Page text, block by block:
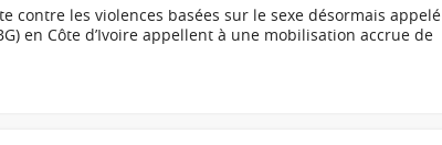
contre les violences basées sur le sexe désormais appelé
en Côte d’Ivoire appellent à une mobilisation accrue de